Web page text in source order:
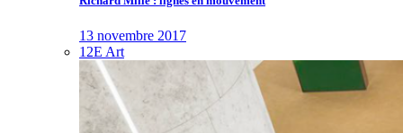
13 novembre 2017
12E Art